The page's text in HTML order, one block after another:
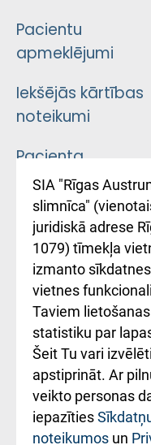
Pacientu
apmeklējumi
Iekšējās kārtības
noteikumi
Pacienta
atsauksmju/
iesniegšanas
kārtība
Kā pie mums
Rēķinu apmaksas
ceļvedis
Rekvizīti un
ārstniecības
iestādes kods
010000234
SIA "Rīgas
slimnīca"
juridiskā adrese
1079) tīmekļa
izmanto
vietnes
Taviem
statistiku par
Šeit Tu vari
apstiprināt. Ar
veikto personas
iepazīties
noteikumos un